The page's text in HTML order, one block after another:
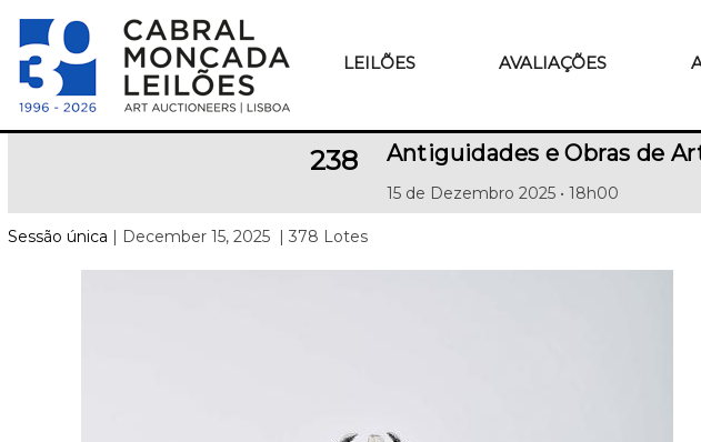
LEILÕES AVALIAÇÕES
238 Antiguidades e Obras de
15 de Dezembro 2025 • 18h00
Sessão única | December 15, 2025 | 378 Lotes